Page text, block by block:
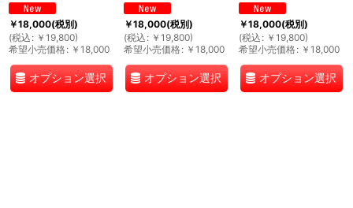
￥18,000(税別)
(税込 : ￥ 19,800)
希望小売価格: ￥ 18,000
オプション選択
￥18,000(税別)
(税込 : ￥ 19,800)
希望小売価格: ￥ 18,000
オプション選択
￥18,000(税別)
(税込 : ￥ 19,800)
希望小売価格: ￥ 18,000
オプション選択